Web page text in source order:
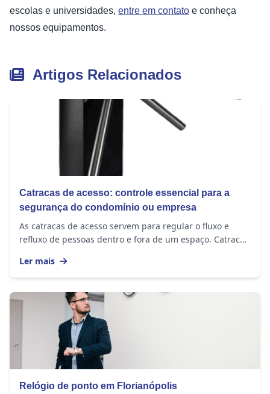
escolas e universidades, entre em contato e conheça
nossos equipamentos.
Artigos Relacionados
Catracas de acesso: controle essencial para a
segurança do condomínio ou empresa
As catracas de acesso servem para regular o fluxo e
refluxo de pessoas dentro e fora de um espaço. Catracas
Ler mais
Relógio de ponto em Florianópolis